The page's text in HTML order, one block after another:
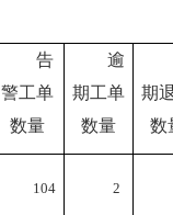
告
警工单
数量
逾
期工单
数量
期
数
104 2